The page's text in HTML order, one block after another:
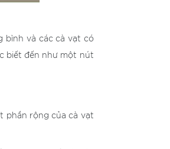
bình và các cà vạt có
biết đến như một nút
phần rộng của cà vạt